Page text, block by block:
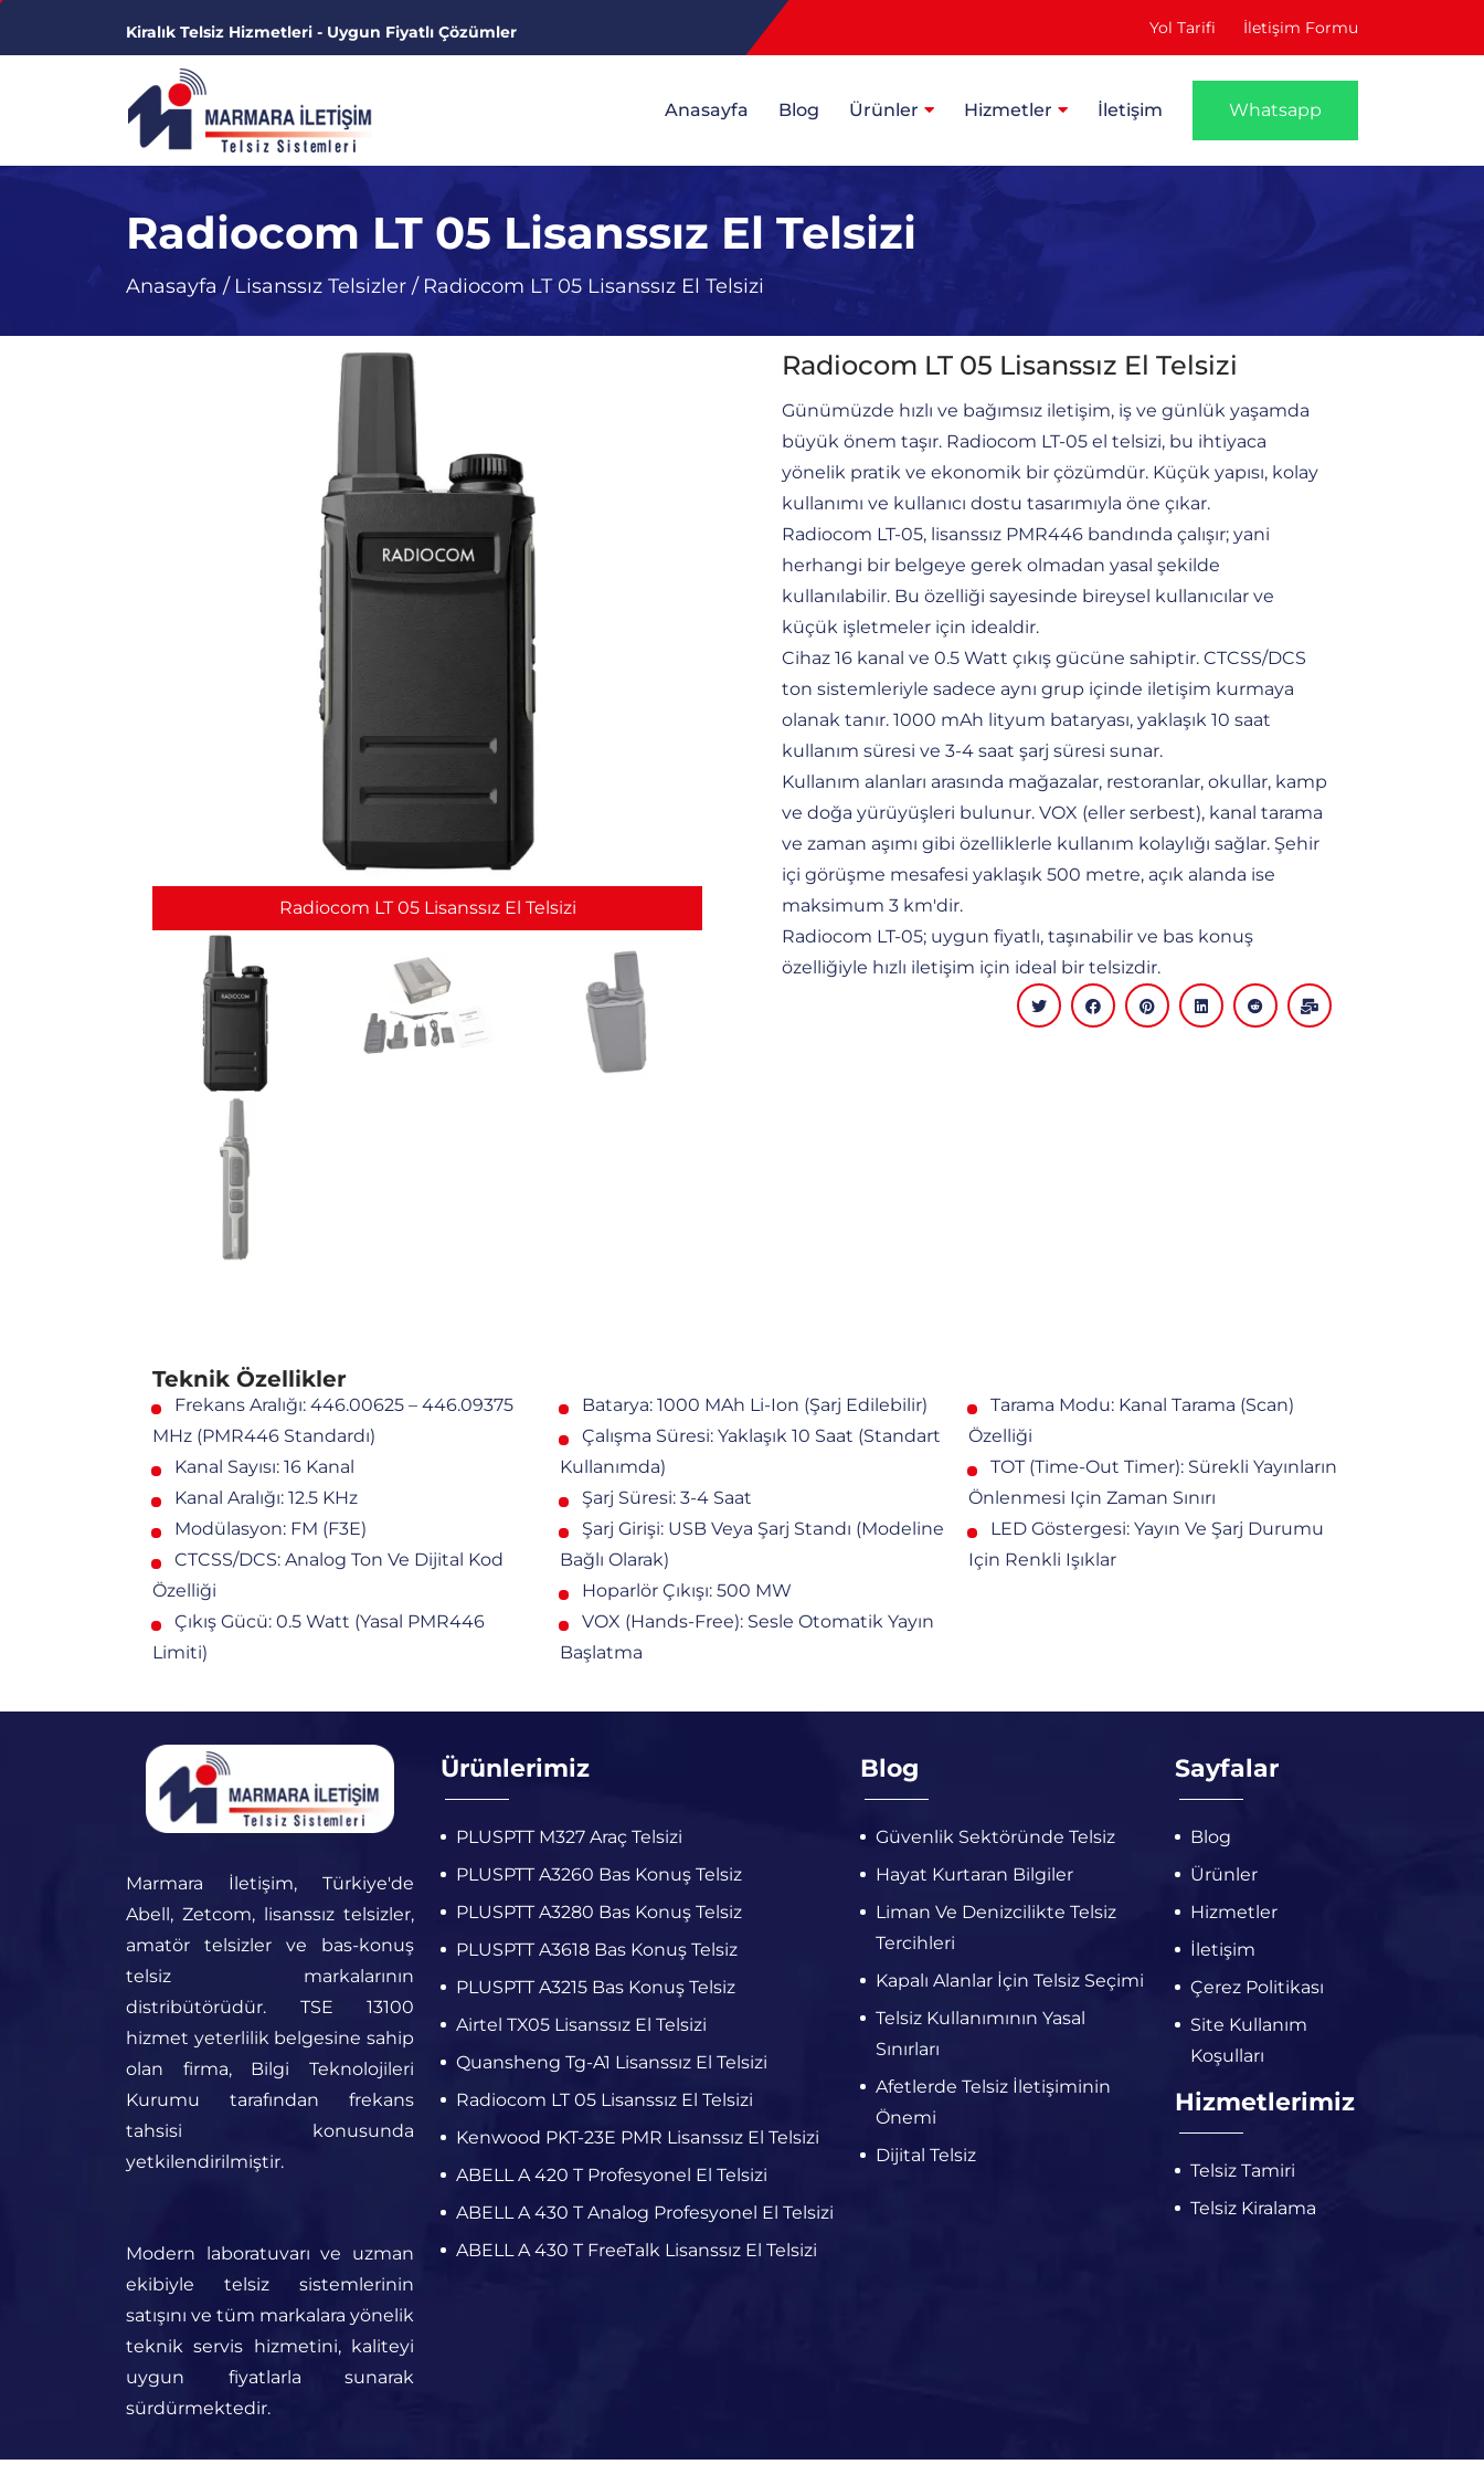
Kiralık Telsiz Hizmetleri - Uygun Fiyatlı Çözümler Yol Tarifi İletişim Formu
Anasayfa Blog Ürünler Hizmetler İletişim Whatsapp
Radiocom LT 05 Lisanssız El Telsizi
Anasayfa / Lisanssız Telsizler / Radiocom LT 05 Lisanssız El Telsizi
Radiocom LT 05 Lisanssız El Telsizi
Radiocom LT 05 Lisanssız El Telsizi
Günümüzde hızlı ve bağımsız iletişim, iş ve günlük yaşamda
büyük önem taşır. Radiocom LT-05 el telsizi, bu ihtiyaca
yönelik pratik ve ekonomik bir çözümdür. Küçük yapısı, kolay
kullanımı ve kullanıcı dostu tasarımıyla öne çıkar.
Radiocom LT-05, lisanssız PMR446 bandında çalışır; yani
herhangi bir belgeye gerek olmadan yasal şekilde
kullanılabilir. Bu özelliği sayesinde bireysel kullanıcılar ve
küçük işletmeler için idealdir.
Cihaz 16 kanal ve 0.5 Watt çıkış gücüne sahiptir. CTCSS/DCS
ton sistemleriyle sadece aynı grup içinde iletişim kurmaya
olanak tanır. 1000 mAh lityum bataryası, yaklaşık 10 saat
kullanım süresi ve 3-4 saat şarj süresi sunar.
Kullanım alanları arasında mağazalar, restoranlar, okullar, kamp
ve doğa yürüyüşleri bulunur. VOX (eller serbest), kanal tarama
ve zaman aşımı gibi özelliklerle kullanım kolaylığı sağlar. Şehir
içi görüşme mesafesi yaklaşık 500 metre, açık alanda ise
maksimum 3 km'dir.
Radiocom LT-05; uygun fiyatlı, taşınabilir ve bas konuş
özelliğiyle hızlı iletişim için ideal bir telsizdir.
Teknik Özellikler
Frekans Aralığı: 446.00625 – 446.09375
MHz (PMR446 Standardı)
Kanal Sayısı: 16 Kanal
Kanal Aralığı: 12.5 KHz
Modülasyon: FM (F3E)
CTCSS/DCS: Analog Ton Ve Dijital Kod
Özelliği
Çıkış Gücü: 0.5 Watt (yasal PMR446
Limiti)
Batarya: 1000 MAh Li-Ion (şarj Edilebilir)
Çalışma Süresi: Yaklaşık 10 Saat (standart
Kullanımda)
Şarj Süresi: 3-4 Saat
Şarj Girişi: USB Veya Şarj Standı (modeline
Bağlı Olarak)
Hoparlör Çıkışı: 500 MW
VOX (Hands-Free): Sesle Otomatik Yayın
Başlatma
Tarama Modu: Kanal Tarama (scan)
Özelliği
TOT (Time-Out Timer): Sürekli Yayınların
Önlenmesi Için Zaman Sınırı
LED Göstergesi: Yayın Ve Şarj Durumu
Için Renkli Işıklar
Marmara İletişim, Türkiye'de
Abell, Zetcom, lisanssız telsizler,
amatör telsizler ve bas-konuş
telsiz markalarının
distribütörüdür. TSE 13100
hizmet yeterlilik belgesine sahip
olan firma, Bilgi Teknolojileri
Kurumu tarafından frekans
tahsisi konusunda
yetkilendirilmiştir.
Modern laboratuvarı ve uzman
ekibiyle telsiz sistemlerinin
satışını ve tüm markalara yönelik
teknik servis hizmetini, kaliteyi
uygun fiyatlarla sunarak
sürdürmektedir.
Ürünlerimiz
PLUSPTT M327 Araç Telsizi
PLUSPTT A3260 Bas Konuş Telsiz
PLUSPTT A3280 Bas Konuş Telsiz
PLUSPTT A3618 Bas Konuş Telsiz
PLUSPTT A3215 Bas Konuş Telsiz
Airtel TX05 Lisanssız El Telsizi
Quansheng Tg-A1 Lisanssız El Telsizi
Radiocom LT 05 Lisanssız El Telsizi
Kenwood PKT-23E PMR Lisanssız El Telsizi
ABELL A 420 T Profesyonel El Telsizi
ABELL A 430 T Analog Profesyonel El Telsizi
ABELL A 430 T FreeTalk Lisanssız El Telsizi
Blog
Güvenlik Sektöründe Telsiz
Hayat Kurtaran Bilgiler
Liman Ve Denizcilikte Telsiz
Tercihleri
Kapalı Alanlar İçin Telsiz Seçimi
Telsiz Kullanımının Yasal
Sınırları
Afetlerde Telsiz İletişiminin
Önemi
Dijital Telsiz
Sayfalar
Blog
Ürünler
Hizmetler
İletişim
Çerez Politikası
Site Kullanım
Koşulları
Hizmetlerimiz
Telsiz Tamiri
Telsiz Kiralama